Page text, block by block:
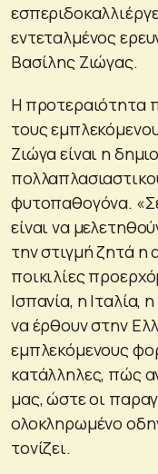
εντεταλμένος
Βασίλης Ζιώγας.
Η προτεραιότητα
τους
Ζιώγα είναι η
φυτοπαθογόνα.
είναι να
την στιγμή ζητά η
ποικιλίες
Ισπανία, η Ιταλία,
να έρθουν στην
εμπλεκόμενους
κατάλληλες, πώς
μας, ώστε οι
ολοκληρωμένο
τονίζει.